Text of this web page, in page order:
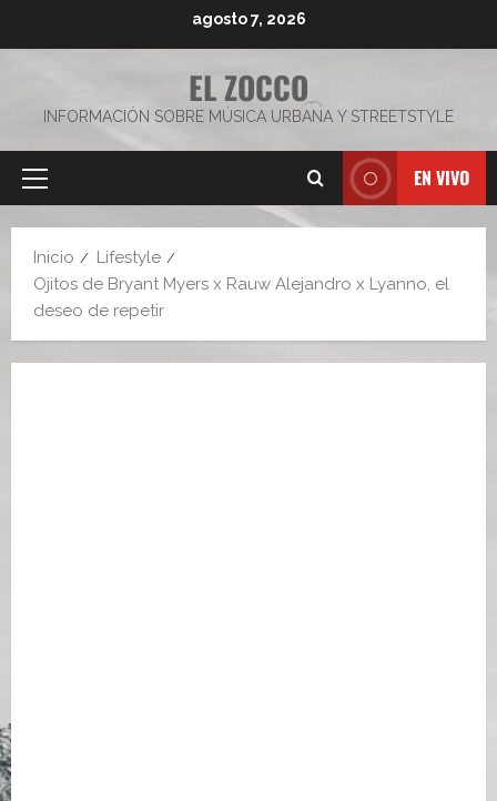
agosto 7, 2026
EL ZOCCO
INFORMACIÓN SOBRE MÚSICA URBANA Y STREETSTYLE
Menú
EN VIVO
Inicio
Lifestyle
Ojitos de Bryant Myers x Rauw Alejandro x Lyanno, el
deseo de repetir